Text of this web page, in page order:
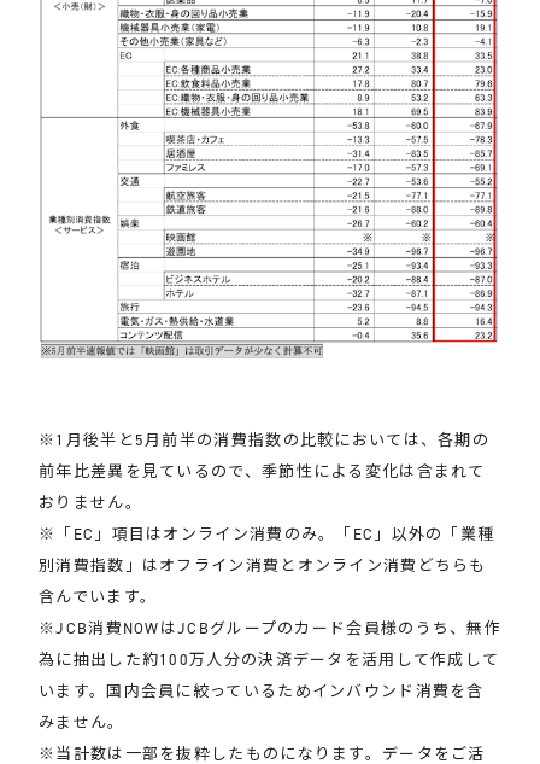
※1月後半と5月前半の消費指数の比較においては、各期の
前年比差異を見ているので、季節性による変化は含まれて
おりません。
※「EC」項目はオンライン消費のみ。「EC」以外の「業種
別消費指数」はオフライン消費とオンライン消費どちらも
含んでいます。
※JCB消費NOWはJCBグループのカード会員様のうち、無作
為に抽出した約100万人分の決済データを活用して作成して
います。国内会員に絞っているためインバウンド消費を含
みません。
※当計数は一部を抜粋したものになります。データをご活